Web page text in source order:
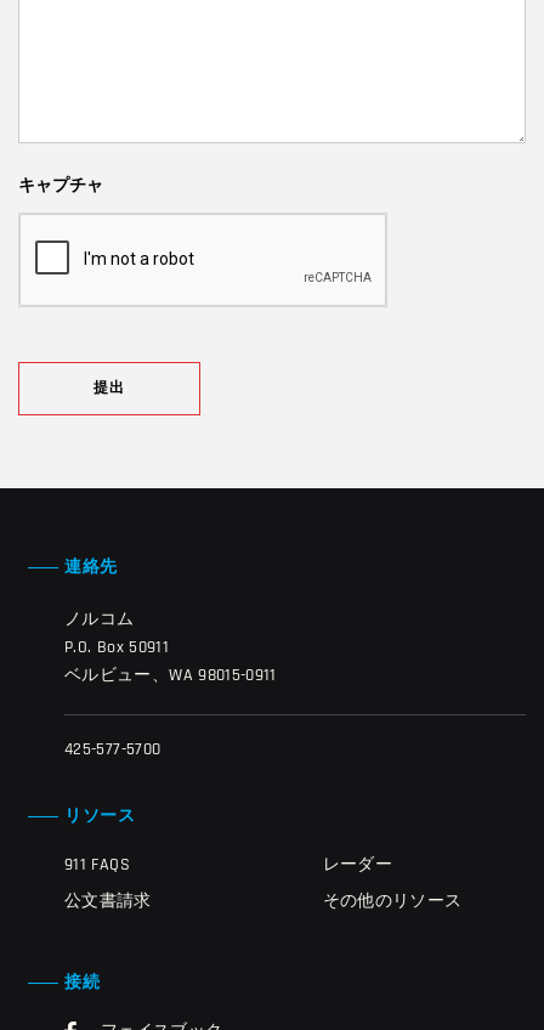
キャプチャ
連絡先
ノルコム
P.O. Box 50911
ベルビュー、WA 98015-0911
425-577-5700
リソース
911 FAQS
公文書請求
レーダー
その他のリソース
接続